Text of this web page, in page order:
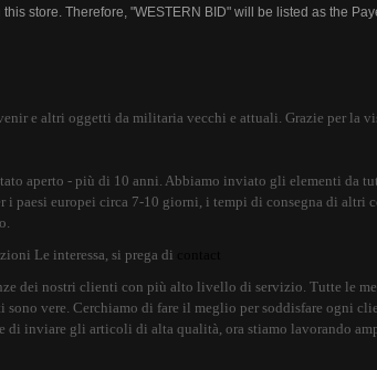
store. Therefore, "WESTERN BID" will be listed as the
e altri oggetti da militaria vecchi e attuali. Grazie per la
aperto - più di 10 anni. Abbiamo inviato gli elementi da
paesi europei circa 7-10 giorni, i tempi di consegna di altri
Le interessa, si prega di
dei nostri clienti con più alto livello di servizio. Tutte le
vere. Cerchiamo di fare il meglio per soddisfare ogni
di inviare gli articoli di alta qualità, ora stiamo lavorando